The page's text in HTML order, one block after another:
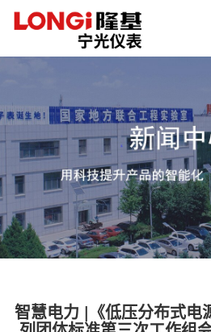
智慧电力 |《低压分布式电